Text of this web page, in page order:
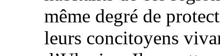
même degré de
leurs concitoyens